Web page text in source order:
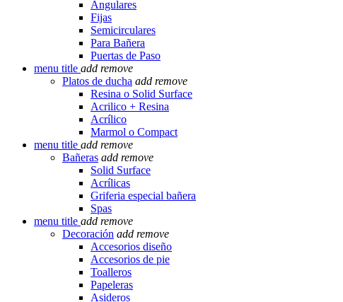
Angulares
Fijas
Semicirculares
Para Bañera
Puertas de Paso
menu title add remove
Platos de ducha add remove
Resina o Solid Surface
Acrilico + Resina
Acrílico
Marmol o Compact
menu title add remove
Bañeras add remove
Solid Surface
Acrílicas
Griferia especial bañera
Spas
menu title add remove
Decoración add remove
Accesorios diseño
Accesorios de pie
Toalleros
Papeleras
Asideros